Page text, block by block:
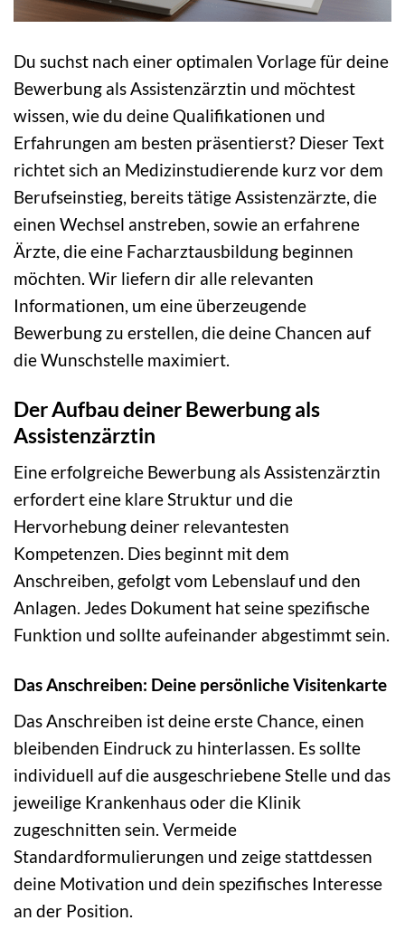
Du suchst nach einer optimalen Vorlage für deine
Bewerbung als Assistenzärztin und möchtest
wissen, wie du deine Qualifikationen und
Erfahrungen am besten präsentierst? Dieser Text
richtet sich an Medizinstudierende kurz vor dem
Berufseinstieg, bereits tätige Assistenzärzte, die
einen Wechsel anstreben, sowie an erfahrene
Ärzte, die eine Facharztausbildung beginnen
möchten. Wir liefern dir alle relevanten
Informationen, um eine überzeugende
Bewerbung zu erstellen, die deine Chancen auf
die Wunschstelle maximiert.
Der Aufbau deiner Bewerbung als
Assistenzärztin
Eine erfolgreiche Bewerbung als Assistenzärztin
erfordert eine klare Struktur und die
Hervorhebung deiner relevantesten
Kompetenzen. Dies beginnt mit dem
Anschreiben, gefolgt vom Lebenslauf und den
Anlagen. Jedes Dokument hat seine spezifische
Funktion und sollte aufeinander abgestimmt sein.
Das Anschreiben: Deine persönliche Visitenkarte
Das Anschreiben ist deine erste Chance, einen
bleibenden Eindruck zu hinterlassen. Es sollte
individuell auf die ausgeschriebene Stelle und das
jeweilige Krankenhaus oder die Klinik
zugeschnitten sein. Vermeide
Standardformulierungen und zeige stattdessen
deine Motivation und dein spezifisches Interesse
an der Position.